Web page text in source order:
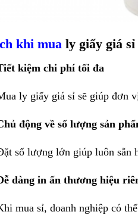
khi mua ly giấy giá sỉ
kiệm chi phí tối đa
ly giấy giá sỉ sẽ giúp đơn
động về số lượng sản
số lượng lớn giúp luôn sẵn
dàng in ấn thương hiệu
mua sỉ, doanh nghiệp có